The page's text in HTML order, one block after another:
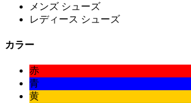
メンズ シューズ
レディース シューズ
カラー
赤
青
黄